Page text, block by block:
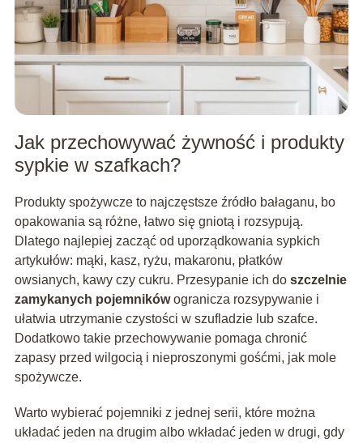
Jak przechowywać żywność i produkty
sypkie w szafkach?
Produkty spożywcze to najczęstsze źródło bałaganu, bo
opakowania są różne, łatwo się gniotą i rozsypują.
Dlatego najlepiej zacząć od uporządkowania sypkich
artykułów: mąki, kasz, ryżu, makaronu, płatków
owsianych, kawy czy cukru. Przesypanie ich do szczelnie
zamykanych pojemnikówogranicza rozsypywanie i
ułatwia utrzymanie czystości w szufladzie lub szafce.
Dodatkowo takie przechowywanie pomaga chronić
zapasy przed wilgocią i nieproszonymi gośćmi, jak mole
spożywcze.
Warto wybierać pojemniki z jednej serii, które można
układać jeden na drugim albo wkładać jeden w drugi, gdy